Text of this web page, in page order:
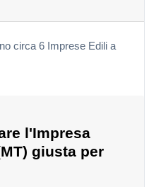
circa 6 Imprese Edili a
l'Impresa
giusta per